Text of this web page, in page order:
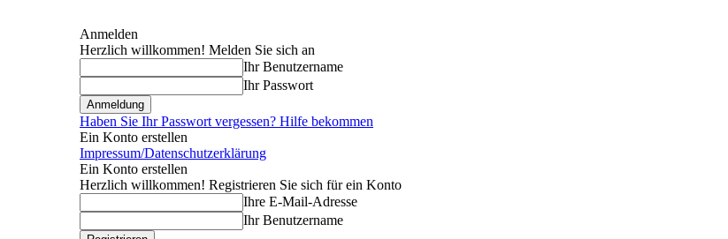
Anmelden
Herzlich willkommen! Melden Sie sich an
Ihr Benutzername
Ihr Passwort
Haben Sie Ihr Passwort vergessen? Hilfe bekommen
Ein Konto erstellen
Impressum/Datenschutzerklärung
Ein Konto erstellen
Herzlich willkommen! Registrieren Sie sich für ein Konto
Ihre E-Mail-Adresse
Ihr Benutzername